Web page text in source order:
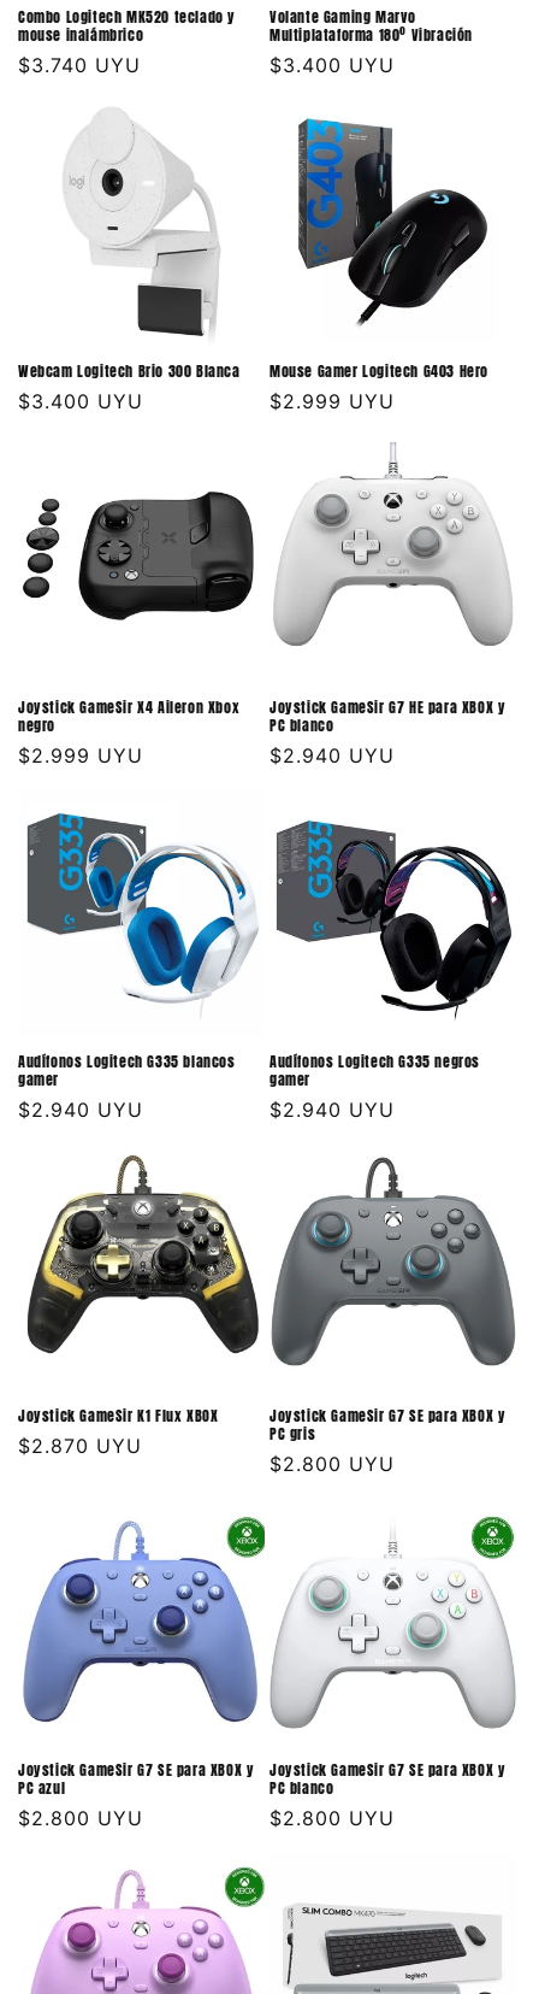
Combo Logitech MK520 teclado y
mouse inalámbrico
Precio
$3.740 UYU
Volante Gaming Marvo
Multiplataforma 180º Vibración
Precio
$3.400 UYU
Webcam Logitech Brio 300 Blanca
Precio
$3.400 UYU
Mouse Gamer Logitech G403 Hero
Precio
$2.999 UYU
Joystick GameSir X4 Aileron Xbox
negro
Precio
$2.999 UYU
Joystick GameSir G7 HE para XBOX y
PC blanco
Precio
$2.940 UYU
Audífonos Logitech G335 blancos
gamer
Precio
$2.940 UYU
Audífonos Logitech G335 negros
gamer
Precio
$2.940 UYU
Joystick GameSir K1 Flux XBOX
Precio
$2.870 UYU
Joystick GameSir G7 SE para XBOX y
PC gris
Precio
$2.800 UYU
Joystick GameSir G7 SE para XBOX y
PC azul
Precio
$2.800 UYU
Joystick GameSir G7 SE para XBOX y
PC blanco
Precio
$2.800 UYU